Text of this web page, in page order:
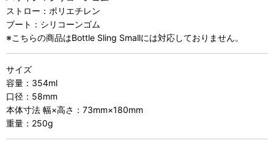
ストロー：ポリエチレン
ブート：シリコーンゴム
※こちらの商品はBottle Sling Smallには対応しておりません。
サイズ
容量：354ml
口径：58mm
本体寸法 幅×高さ：73mm×180mm
重量：250g